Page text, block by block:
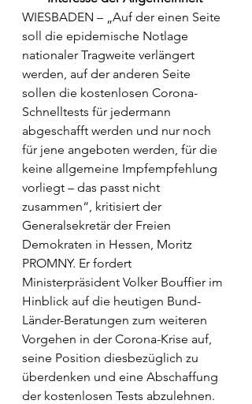
WIESBADEN – „Auf der einen Seite
soll die epidemische Notlage
nationaler Tragweite verlängert
werden, auf der anderen Seite
sollen die kostenlosen Corona-
Schnelltests für jedermann
abgeschafft werden und nur noch
für jene angeboten werden, für die
keine allgemeine Impfempfehlung
vorliegt – das passt nicht
zusammen“, kritisiert der
Generalsekretär der Freien
Demokraten in Hessen, Moritz
PROMNY. Er fordert
Ministerpräsident Volker Bouffier im
Hinblick auf die heutigen Bund-
Länder-Beratungen zum weiteren
Vorgehen in der Corona-Krise auf,
seine Position diesbezüglich zu
überdenken und eine Abschaffung
der kostenlosen Tests abzulehnen.